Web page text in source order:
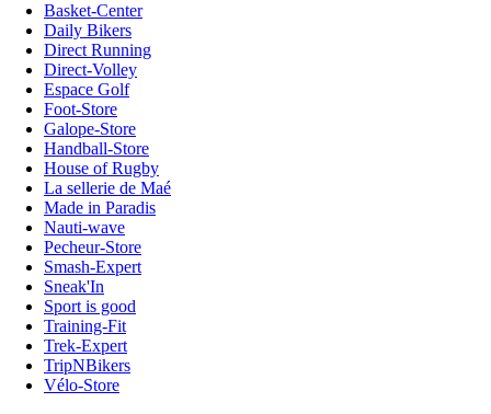
Basket-Center
Daily Bikers
Direct Running
Direct-Volley
Espace Golf
Foot-Store
Galope-Store
Handball-Store
House of Rugby
La sellerie de Maé
Made in Paradis
Nauti-wave
Pecheur-Store
Smash-Expert
Sneak'In
Sport is good
Training-Fit
Trek-Expert
TripNBikers
Vélo-Store